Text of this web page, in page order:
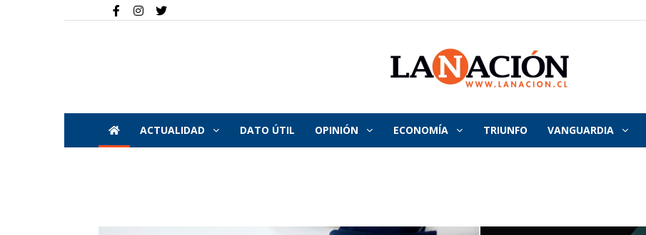
La
Nación
ACTUALIDAD DATO ÚTIL OPINIÓN ECONOMÍA TRIUNFO VANGUARDIA